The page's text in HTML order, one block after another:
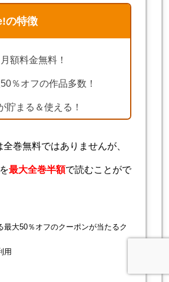
の特徴
額料金無料！
％オフの作品多数！
貯まる＆使える！
巻無料ではありませんが、
最大全巻半額で読むことがで
大50％オフのクーポンが当たるク
用